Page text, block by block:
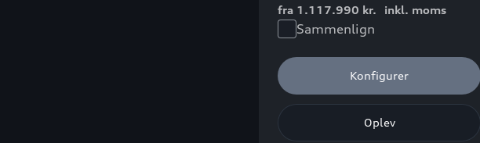
fra 1.117.990 kr. inkl. moms
Sammenlign
Konfigurer
Oplev